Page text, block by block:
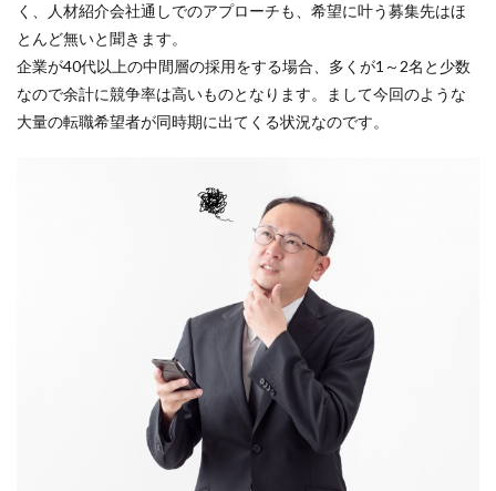
く、人材紹介会社通しでのアプローチも、希望に叶う募集先はほ
とんど無いと聞きます。
企業が40代以上の中間層の採用をする場合、多くが1～2名と少数
なので余計に競争率は高いものとなります。まして今回のような
大量の転職希望者が同時期に出てくる状況なのです。